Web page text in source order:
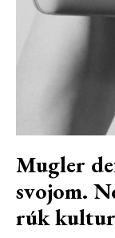
Mugler
svojom.
rúk